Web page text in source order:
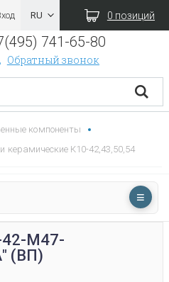
0 позиций
741-65-80
Обратный звонок
компоненты
керамические К10-42,43,50,54
42-М47-
(ВП)